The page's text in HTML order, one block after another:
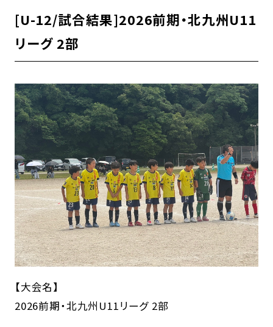
[U-12/試合結果]2026前期・北九州U11
リーグ 2部
【大会名】
2026前期・北九州U11リーグ 2部